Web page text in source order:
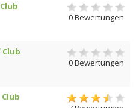
0 Bewertungen
0 Bewertungen